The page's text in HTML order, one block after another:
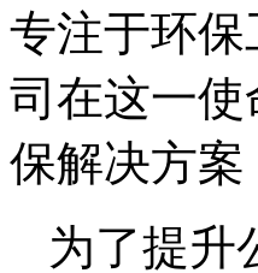
专注于环
司在这一
保解决方案
为了提升